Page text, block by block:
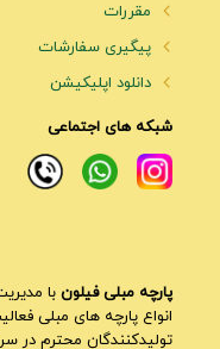
مقررات
پیگیری سفارشات
دانلود اپلیکیشن
شبکه های اجتماعی
پارچه مبلی فیلون با
انواع پارچه های مبلی
تولیدکنندگان محترم در